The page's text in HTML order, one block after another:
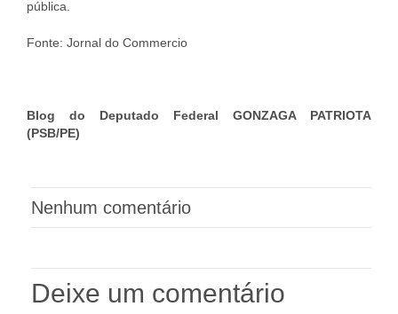
pública.
Fonte: Jornal do Commercio
Blog do Deputado Federal GONZAGA PATRIOTA
(PSB/PE)
Nenhum comentário
Deixe um comentário